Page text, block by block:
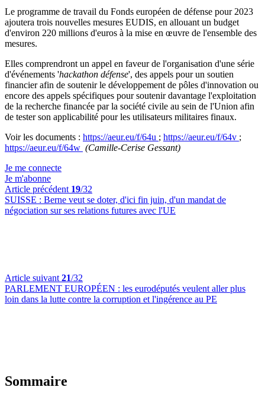
Le programme de travail du Fonds européen de défense pour 2023
ajoutera trois nouvelles mesures EUDIS, en allouant un budget
d'environ 220 millions d'euros à la mise en œuvre de l'ensemble des
mesures.
Elles comprendront un appel en faveur de l'organisation d'une série
d'événements 'hackathon défense', des appels pour un soutien
financier afin de soutenir le développement de pôles d'innovation ou
encore des appels spécifiques pour soutenir davantage l'exploitation
de la recherche financée par la société civile au sein de l'Union afin
de tester son applicabilité pour les utilisateurs militaires finaux.
Voir les documents : https://aeur.eu/f/64u ; https://aeur.eu/f/64v ;
https://aeur.eu/f/64w (Camille-Cerise Gessant)
Je me connecte
Je m'abonne
Article précédent 19/32
SUISSE : Berne veut se doter, d'ici fin juin, d'un mandat de
négociation sur ses relations futures avec l'UE
Article suivant 21/32
PARLEMENT EUROPÉEN : les eurodéputés veulent aller plus
loin dans la lutte contre la corruption et l'ingérence au PE
Sommaire